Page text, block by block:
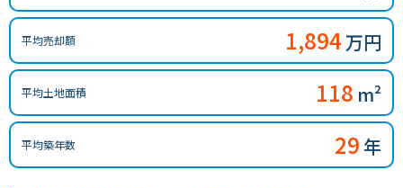
平均売却額 1,894 万円
平均土地面積 118 m²
平均築年数 29年